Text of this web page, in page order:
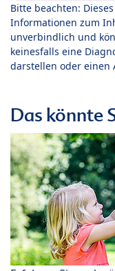
Bitte beachten:
Informationen zum
unverbindlich und
keinesfalls eine
darstellen oder einen
Das könnte